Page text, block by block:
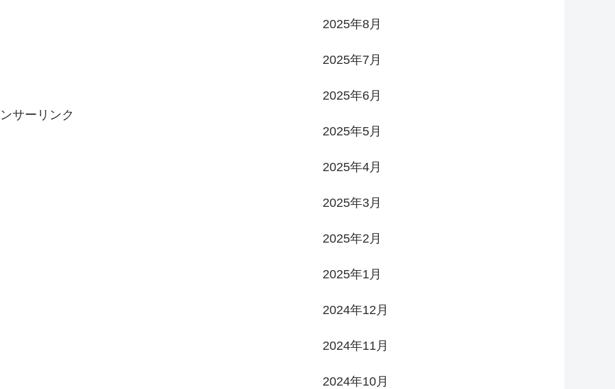
サーリンク
2025年8月
2025年7月
2025年6月
2025年5月
2025年4月
2025年3月
2025年2月
2025年1月
2024年12月
2024年11月
2024年10月